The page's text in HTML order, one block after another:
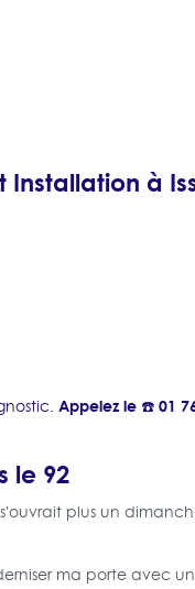
Installation à
Appelez le ☎️ 01
le 92
s'ouvrait plus un
ma porte avec